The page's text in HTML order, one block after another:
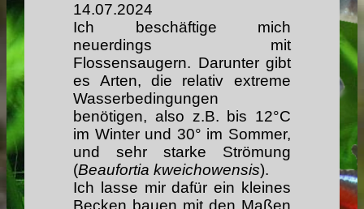
14.07.2024
Ich beschäftige mich
neuerdings mit
Flossensaugern. Darunter gibt
es Arten, die relativ extreme
Wasserbedingungen
benötigen, also z.B. bis 12°C
im Winter und 30° im Sommer,
und sehr starke Strömung
(Beaufortia kweichowensis).
Ich lasse mir dafür ein kleines
Becken bauen mit den Maßen